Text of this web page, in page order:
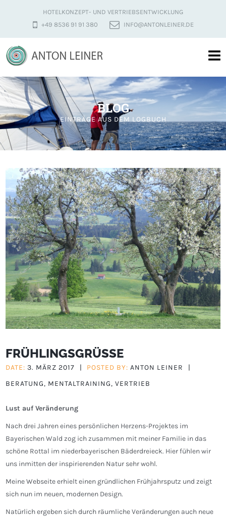
HOTELKONZEPT- UND VERTRIEBSENTWICKLUNG
+49 8536 91 91 380
INFO@ANTONLEINER.DE
BLOG
EINTRÄGE AUS DEM LOGBUCH
FRÜHLINGSGRÜSSE
DATE:3. MÄRZ 2017 | POSTED BY:ANTON LEINER
|
BERATUNG, MENTALTRAINING,VERTRIEB
Lust auf Veränderung
Nach drei Jahren eines persönlichen Herzens-Projektes im
Bayerischen Wald zog ich zusammen mit meiner Familie in das
schöne Rottal im niederbayerischen Bäderdreieck. Hier fühlen wir
uns inmitten der inspirierenden Natur sehr wohl.
Meine Webseite erhielt einen gründlichen Frühjahrsputz und zeigt
sich nun im neuen, modernen Design.
Natürlich ergeben sich durch räumliche Veränderungen auch neue